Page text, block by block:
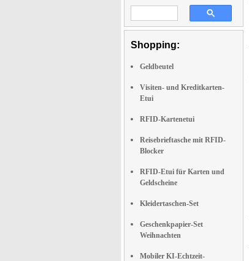
Shopping:
Geldbeutel
Visiten- und Kreditkarten-
Etui
RFID-Kartenetui
Reisebrieftasche mit RFID-
Blocker
RFID-Etui für Karten und
Geldscheine
Kleidertaschen-Set
Geschenkpapier-Set
Weihnachten
Mobiler KI-Echtzeit-